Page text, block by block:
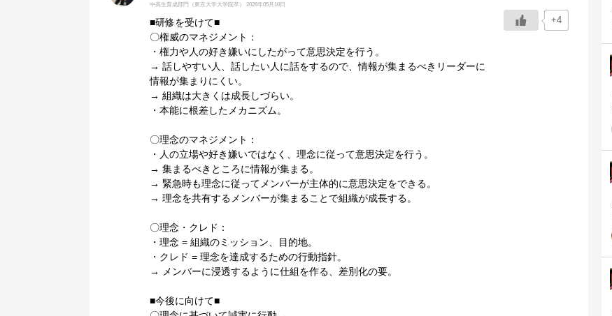
中高生育成部門 （東京大学大学院卒） 2026年05月10日
■研修を受けて■
〇権威のマネジメント：
・権力や人の好き嫌いにしたがって意思決定を行う。
→ 話しやすい人、話したい人に話をするので、情報が集まるべきリーダーに
情報が集まりにくい。
→ 組織は大きくは成長しづらい。
・本能に根差したメカニズム。
〇理念のマネジメント：
・人の立場や好き嫌いではなく、理念に従って意思決定を行う。
→ 集まるべきところに情報が集まる。
→ 緊急時も理念に従ってメンバーが主体的に意思決定をできる。
→ 理念を共有するメンバーが集まることで組織が成長する。
〇理念・クレド：
・理念 = 組織のミッション、目的地。
・クレド = 理念を達成するための行動指針。
→ メンバーに浸透するように仕組を作る、差別化の要。
■今後に向けて■
+4